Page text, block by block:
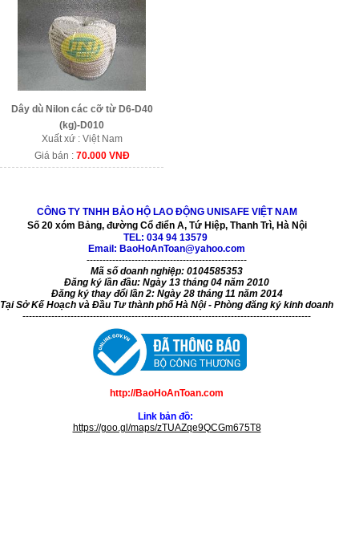
Dây dù Nilon các cỡ từ D6-D40
(kg)-D010
Xuất xứ : Việt Nam
Giá bán : 70.000 VNĐ
CÔNG TY TNHH BẢO HỘ LAO ĐỘNG UNISAFE VIỆT NAM
Số 20 xóm Bảng, đường Cổ điển A, Tứ Hiệp, Thanh Trì, Hà Nội
TEL: 034 94 13579
Email: BaoHoAnToan@yahoo.com
--------------------------------------------------
Mã số doanh nghiệp: 0104585353
Đăng ký lần đầu: Ngày 13 tháng 04 năm 2010
Đăng ký thay đổi lần 2: Ngày 28 tháng 11 năm 2014
Tại Sở Kế Hoạch và Đầu Tư thành phố Hà Nội - Phòng đăng ký kinh doanh
------------------------------------------------------------------------------------------
http://BaoHoAnToan.com
Link bản đồ:
https://goo.gl/maps/zTUAZqe9QCGm675T8